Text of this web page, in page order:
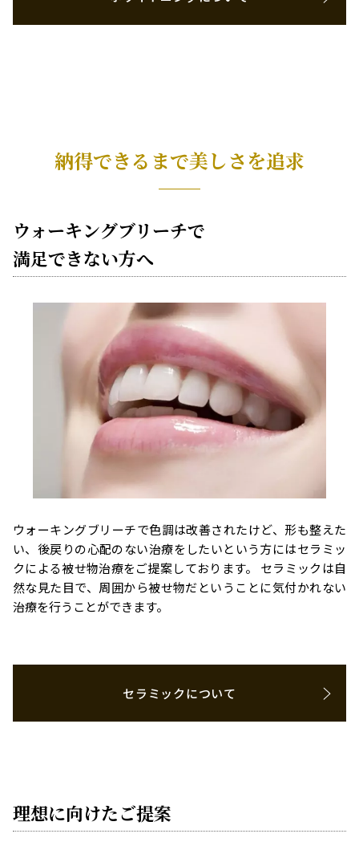
納得できるまで美しさを追求
ウォーキングブリーチで
満足できない方へ
ウォーキングブリーチで色調は改善されたけど、形も整えた
い、後戻りの心配のない治療をしたいという方にはセラミッ
クによる被せ物治療をご提案しております。 セラミックは自
然な見た目で、周囲から被せ物だということに気付かれない
治療を行うことができます。
セラミックについて
理想に向けたご提案